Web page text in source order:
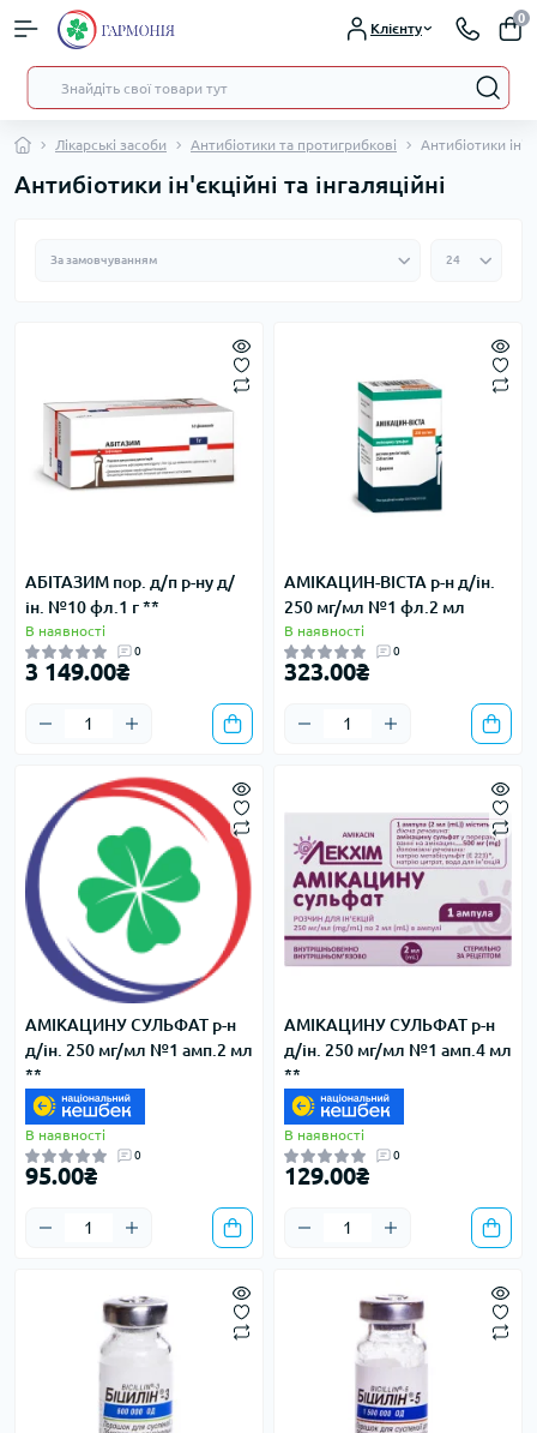
Клієнту
0
Лікарські засоби Антибіотики та протигрибкові Антибіотики
Антибіотики ін'єкційні та інгаляційні
АБІТАЗИМ пор. д/п р-ну д/
ін. №10 фл.1 г **
В наявності
0
3 149.00₴
АМІКАЦИН-ВІСТА р-н д/ін.
250 мг/мл №1 фл.2 мл
В наявності
0
323.00₴
АМІКАЦИНУ СУЛЬФАТ р-н
д/ін. 250 мг/мл №1 амп.2 мл
**
В наявності
0
95.00₴
АМІКАЦИНУ СУЛЬФАТ р-н
д/ін. 250 мг/мл №1 амп.4 мл
**
В наявності
0
129.00₴